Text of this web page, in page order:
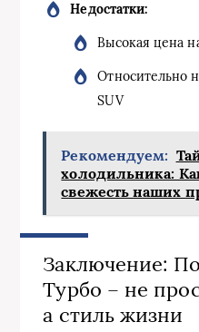
Недостатки:
Высокая цена
Относительно
SUV
Рекомендуем:
холодильника:
свежесть наших
Заключение:
Турбо – не
а стиль жизни